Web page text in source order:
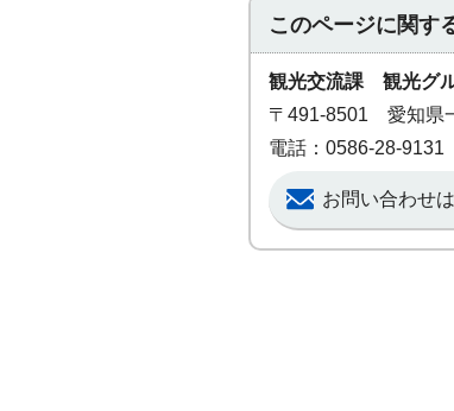
このページに関す
観光交流課 観光グ
〒491-8501 愛知県
電話：0586-28-9131
お問い合わせ